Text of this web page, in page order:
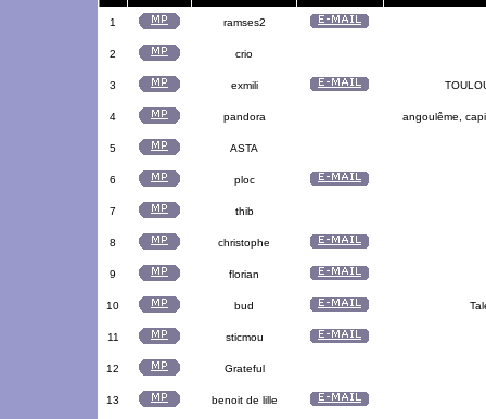
1 ramses2
2 crio
3 exmili
4 pandora angoulême,
5 ASTA
6 ploc
7 thib
8 christophe
9 florian
10 bud
11 sticmou
12 Grateful
13 benoit de lille